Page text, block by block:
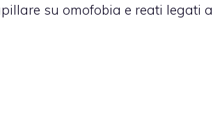
su omofobia e reati legati